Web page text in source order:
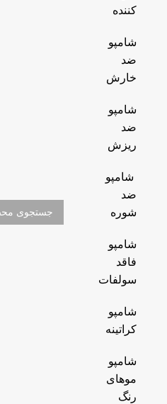
کننده
شامپو
ضد
خارش
شامپو
ضد
ریزش
شامپو
ضد
شوره
شامپو
فاقد
سولفات
شامپو
کراتینه
شامپو
موهای
رنگ